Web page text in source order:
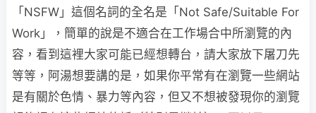
「NSFW」這個名詞的全名是「Not Safe/Suitable For
Work」，簡單的說是不適合在工作場合中所瀏覽的內
容，看到這裡大家可能已經想轉台，請大家放下屠刀先
等等，阿湯想要講的是，如果你平常有在瀏覽一些網站
是有關於色情、暴力等內容，但又不想被發現你的瀏覽